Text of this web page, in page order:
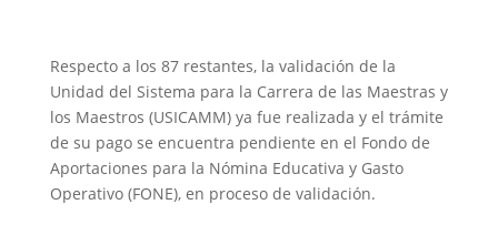
Respecto a los 87 restantes, la validación de la
Unidad del Sistema para la Carrera de las Maestras y
los Maestros (USICAMM) ya fue realizada y el trámite
de su pago se encuentra pendiente en el Fondo de
Aportaciones para la Nómina Educativa y Gasto
Operativo (FONE), en proceso de validación.